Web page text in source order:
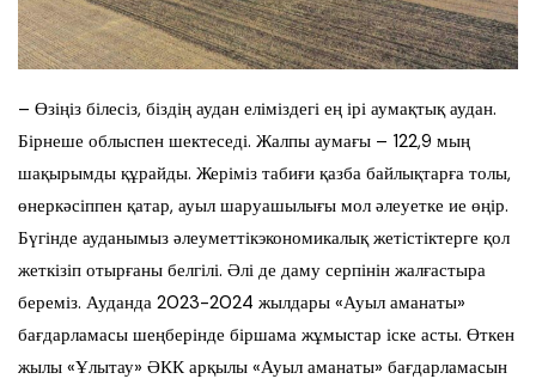
– Өзіңіз білесіз, біздің аудан еліміздегі ең ірі аумақтық аудан.
Бірнеше облыспен шектеседі. Жалпы аумағы – 122,9 мың
шақырымды құрайды. Жеріміз табиғи қазба байлықтарға толы,
өнеркәсіппен қатар, ауыл шаруашылығы мол әлеуетке ие өңір.
Бүгінде ауданымыз әлеуметтікэкономикалық жетістіктерге қол
жеткізіп отырғаны белгілі. Әлі де даму серпінін жалғастыра
береміз. Ауданда 2023-2024 жылдары «Ауыл аманаты»
бағдарламасы шеңберінде біршама жұмыстар іске асты. Өткен
жылы «Ұлытау» ӘКК арқылы «Ауыл аманаты» бағдарламасын